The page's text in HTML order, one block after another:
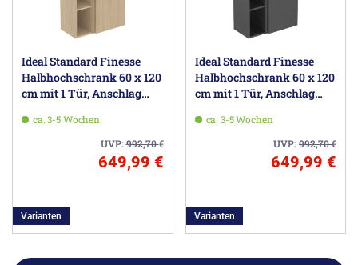
Ideal Standard Finesse
Halbhochschrank 60 x 120
cm mit 1 Tür, Anschlag
ca. 3-5 Wochen
UVP:992,70€
649,99 €
Varianten
Ideal Standard Finesse
Halbhochschrank 60 x 120
cm mit 1 Tür, Anschlag
ca. 3-5 Wochen
UVP:992,70€
649,99 €
Varianten